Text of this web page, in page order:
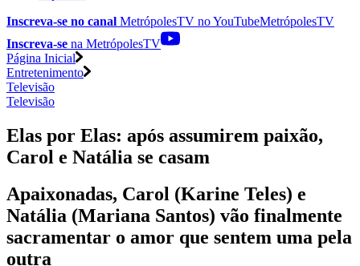
Inscreva-se no canal MetrópolesTV noYouTubeMetrópolesTV
Inscreva-se na MetrópolesTV
Página Inicial
Entretenimento
Televisão
Televisão
Elas por Elas: após assumirem paixão,
Carol e Natália se casam
Apaixonadas, Carol (Karine Teles) e
Natália (Mariana Santos) vão finalmente
sacramentar o amor que sentem uma pela
outra